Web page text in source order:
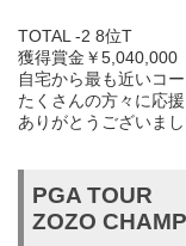
TOTAL -2 8位T
獲得賞金￥5,040,000
自宅から最も近いコ
たくさんの方々に応
ありがとうございまし
PGA TOUR
ZOZO